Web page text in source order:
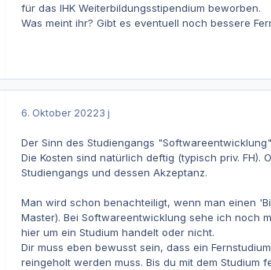
für das IHK Weiterbildungsstipendium beworben.
Was meint ihr? Gibt es eventuell noch bessere
6. Oktober 20223 j
Der Sinn des Studiengangs
Die Kosten sind natürlich deftig (typisch priv.
Studiengangs und dessen Akzeptanz.
Man wird schon benachteiligt, wenn man einen
Master). Bei Softwareentwicklung sehe ich noch
hier um ein Studium handelt oder nicht.
Dir muss eben bewusst sein, dass ein
reingeholt werden muss. Bis du mit dem